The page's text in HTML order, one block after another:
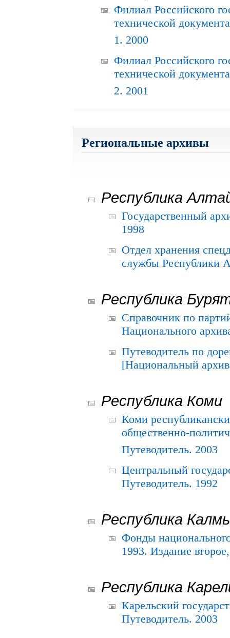
Филиал Российского
технической
1. 2000
Филиал Российского
технической
2. 2001
Региональные архивы
Республика
Государственный
1998
Отдел хранения
службы Республики
Республика
Справочник по
Национального
Путеводитель по
[Национальный
Республика Коми
Коми
общественно-
Путеводитель. 2003
Центральный
Путеводитель. 1992
Республика
Фонды
1993. Издание
Республика
Карельский
Путеводитель. 2003